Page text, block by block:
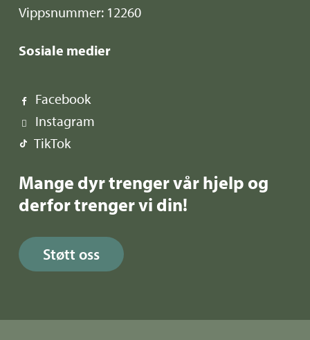
Vippsnummer: 12260
Sosiale medier
Facebook
Instagram
TikTok
Mange dyr trenger vår hjelp og
derfor trenger vi din!
Støtt oss